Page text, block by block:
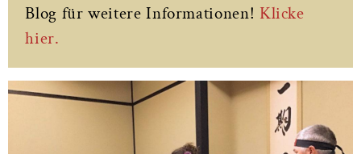
Blog für weitere Informationen! Klicke
hier.